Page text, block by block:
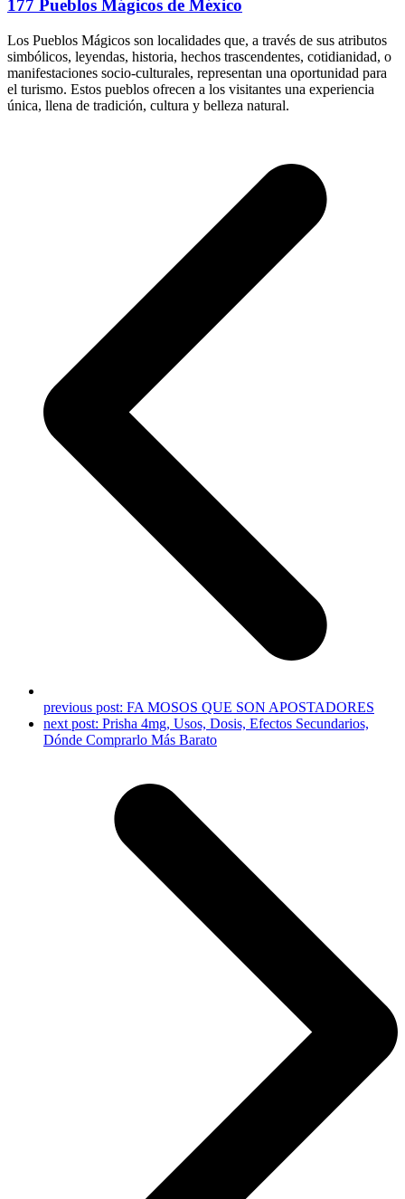
177 Pueblos Mágicos de México
Los Pueblos Mágicos son localidades que, a través de sus atributos
simbólicos, leyendas, historia, hechos trascendentes, cotidianidad, o
manifestaciones socio-culturales, representan una oportunidad para
el turismo. Estos pueblos ofrecen a los visitantes una experiencia
única, llena de tradición, cultura y belleza natural.
previous post: FA MOSOS QUE SON APOSTADORES
next post: Prisha 4mg, Usos, Dosis, Efectos Secundarios,
Dónde Comprarlo Más Barato